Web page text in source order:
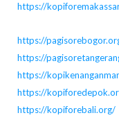
https://
https://
https://
https://
https://
https://kopiforebali.org/